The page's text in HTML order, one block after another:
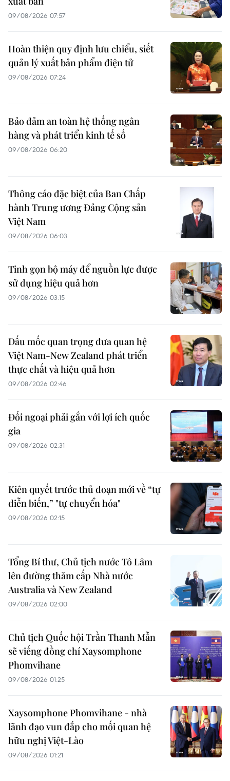
09/08/2026 07:57
Hoàn thiện quy định lưu chiểu, siết
quản lý xuất bản phẩm điện tử
09/08/2026 07:24
Bảo đảm an toàn hệ thống ngân
hàng và phát triển kinh tế số
09/08/2026 06:20
Thông cáo đặc biệt của Ban Chấp
hành Trung ương Đảng Cộng sản
Việt Nam
09/08/2026 06:03
Tinh gọn bộ máy để nguồn lực được
sử dụng hiệu quả hơn
09/08/2026 03:15
Dấu mốc quan trọng đưa quan hệ
Việt Nam-New Zealand phát triển
thực chất và hiệu quả hơn
09/08/2026 02:46
Đối ngoại phải gắn với lợi ích quốc
gia
09/08/2026 02:31
Kiên quyết trước thủ đoạn mới về “tự
diễn biến,” "tự chuyển hóa"
09/08/2026 02:15
Tổng Bí thư, Chủ tịch nước Tô Lâm
lên đường thăm cấp Nhà nước
Australia và New Zealand
09/08/2026 02:00
Chủ tịch Quốc hội Trần Thanh Mẫn
sẽ viếng đồng chí Xaysomphone
Phomvihane
09/08/2026 01:25
Xaysomphone Phomvihane - nhà
lãnh đạo vun đắp cho mối quan hệ
hữu nghị Việt-Lào
09/08/2026 01:21